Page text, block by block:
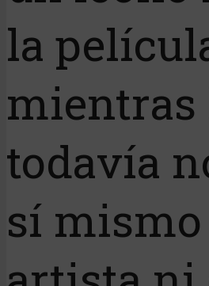
la
mientras
todavía
sí